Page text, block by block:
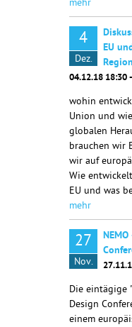
mehr
4
Dez.
EU
04.12.18 18:30
wohin
Union und
globalen
brauchen wir
wir auf
Wie
EU und was
mehr
27
Nov.
Die eintägige
Design
einem